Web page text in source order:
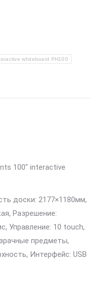
whiteboard PH100
100″ interactive
доски: 2177×1180мм,
Разрешение:
Управление: 10 touch,
предметы,
Интерфейс: USB